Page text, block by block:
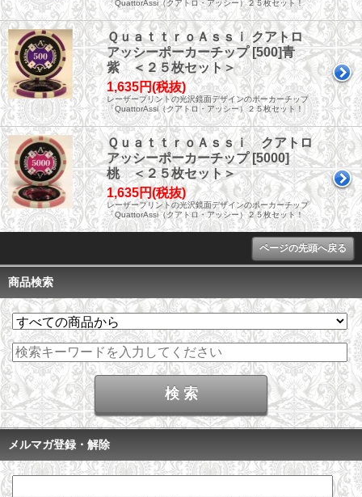
「QuattorAssi（クアトロ・アッシー）２５枚セット！
ＱｕａｔｔｒｏＡｓｓｉ クアトロ
アッシーポーカーチップ [500]青
紫 ＜２５枚セット＞
1,635円(税抜)
レーザープリントの光沢鏡面デザインのポーカーチップ
「QuattorAssi（クアトロ・アッシー）２５枚セット！
ＱｕａｔｔｒｏＡｓｓｉ クアトロ
アッシーポーカーチップ [5000]
桃 ＜２５枚セット＞
1,635円(税抜)
レーザープリントの光沢鏡面デザインのポーカーチップ
「QuattorAssi（クアトロ・アッシー）２５枚セット！
ページの先頭へ戻る
商品検索
メルマガ登録・解除